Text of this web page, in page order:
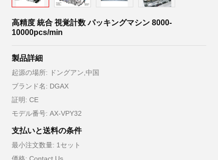
高精度 統合 視覚計数 パッキングマシン 8000-
10000pcs/min
製品詳細
起源の場所: ドングアン,中国
ブランド名: DGAX
証明: CE
モデル番号: AX-VPY32
支払いと送料の条件
最小注文数量: 1セット